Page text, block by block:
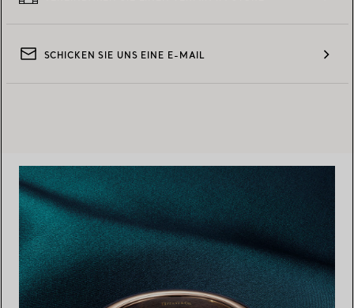
SCHICKEN SIE UNS EINE E-MAIL